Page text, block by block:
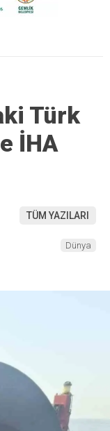
Türk
İHA
TÜM YAZILARI
Dünya